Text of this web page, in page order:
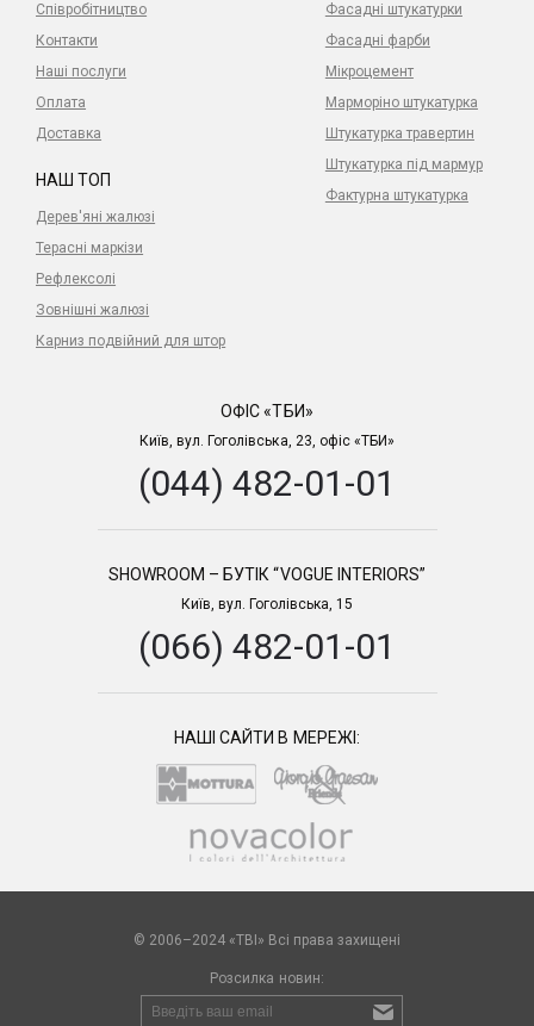
Співробітництво
Контакти
Наші послуги
Оплата
Доставка
Фасадні штукатурки
Фасадні фарби
Мікроцемент
Марморіно штукатурка
Штукатурка травертин
Штукатурка під мармур
Фактурна штукатурка
НАШ ТОП
Дерев'яні жалюзі
Терасні маркізи
Рефлексолі
Зовнішні жалюзі
Карниз подвійний для штор
ОФІС «ТБИ»
Київ, вул. Гоголівська, 23, офіс «ТБИ»
(044) 482-01-01
SHOWROOM – БУТІК “VOGUE INTERIORS”
Київ, вул. Гоголівська, 15
(066) 482-01-01
НАШІ САЙТИ В МЕРЕЖІ:
© 2006–2024 «TBI» Всі права захищені
Розсилка новин: